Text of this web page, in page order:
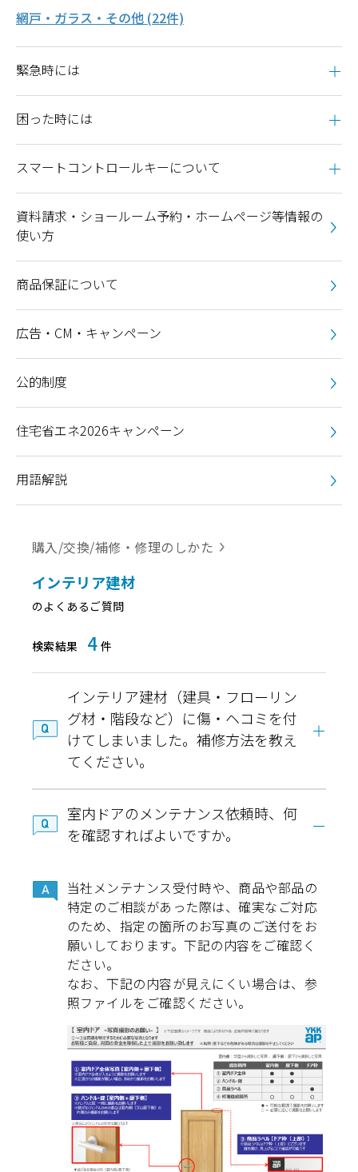
網戸・ガラス・その他 (22件)
緊急時には
困った時には
スマートコントロールキーについて
資料請求・ショールーム予約・ホームページ等情報の
使い方
商品保証について
広告・CM・キャンペーン
公的制度
住宅省エネ2026キャンペーン
用語解説
購入/交換/補修・修理のしかた
インテリア建材
のよくあるご質問
検索結果 4 件
インテリア建材（建具・フローリン
グ材・階段など）に傷・ヘコミを付
けてしまいました。補修方法を教え
てください。
室内ドアのメンテナンス依頼時、何
を確認すればよいですか。
当社メンテナンス受付時や、商品や部品の
特定のご相談があった際は、確実なご対応
のため、指定の箇所のお写真のご送付をお
願いしております。下記の内容をご確認く
ださい。
なお、下記の内容が見えにくい場合は、参
照ファイルをご確認ください。